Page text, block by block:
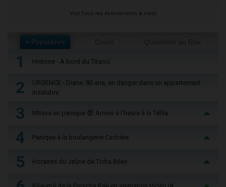
Voir tous les événements à venir
+ Populaires
1 Histoire - À bord du Titanic
2
URGENCE - Diane, 80 ans, en danger dans un appartement
insalubre
3 Mitsva en panique 😨 Arriver à l'heure à la Téfila
4 Panique à la boulangerie Cachère
5 Horaires du Jeûne de Ticha Béav